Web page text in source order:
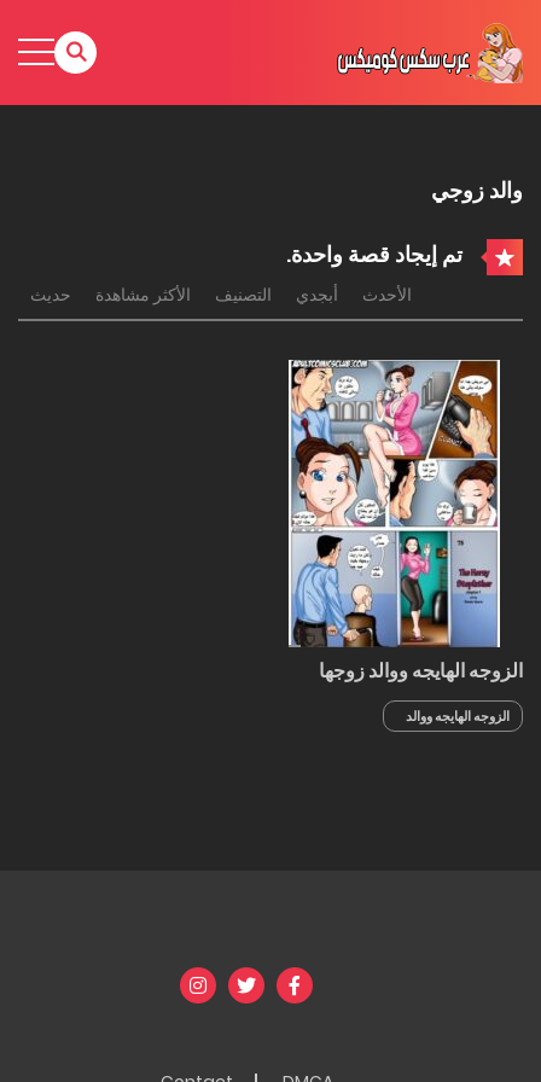
والد زوجي
تم إيجاد قصة واحدة.
الأحدث أبجدي التصنيف الأكثر مشاهدة حديث
الزوجه الهايجه ووالد زوجها
الزوجه الهايجه ووالد
زوجها